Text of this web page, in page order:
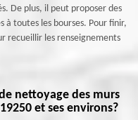
De plus, il peut proposer des
à toutes les bourses. Pour finir,
recueillir les renseignements
nettoyage des murs
et ses environs?